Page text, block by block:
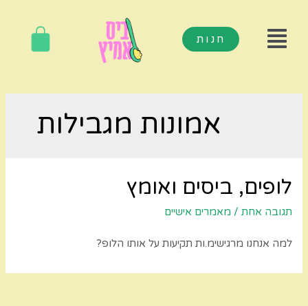
חנות
אמונות מגבילות
לופים, ביסים ואומץ
תגובה אחת / מאמרים אישיים
למה אנחנו מרגישימ.ות תקיעות על אותו הלופ?